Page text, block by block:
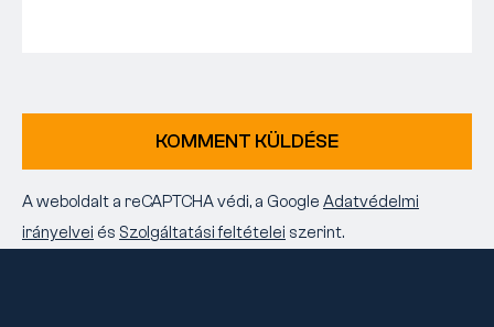
KOMMENT KÜLDÉSE
A weboldalt a reCAPTCHA védi, a Google Adatvédelmi
irányelvei és Szolgáltatási feltételei szerint.